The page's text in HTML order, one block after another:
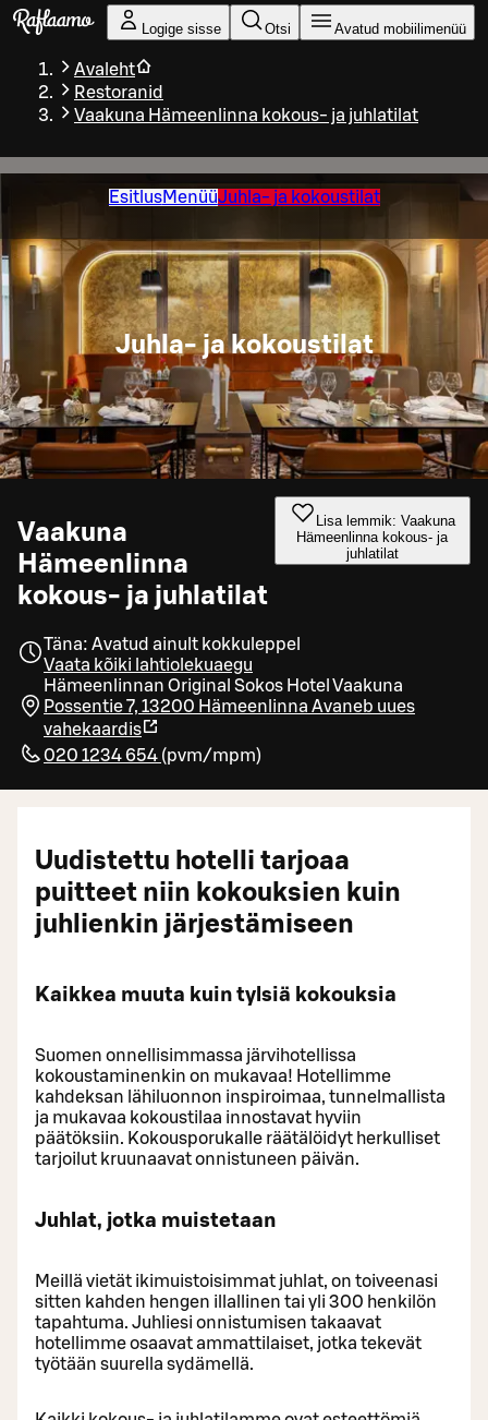
Liigu peamise sisu juurde
Logige sisse Otsi Avatud mobiilimenüü
Avaleht
Restoranid
Vaakuna Hämeenlinna kokous- ja juhlatilat
EsitlusMenüüJuhla- ja kokoustilat
Juhla- ja kokoustilat
Vaakuna
Hämeenlinna
kokous- ja juhlatilat
Lisa lemmik: Vaakuna
Hämeenlinna kokous- ja
juhlatilat
Täna: Avatud ainult kokkuleppel
Vaata kõiki lahtiolekuaegu
Hämeenlinnan Original Sokos Hotel Vaakuna
Possentie 7, 13200 Hämeenlinna Avaneb uues
vahekaardis
020 1234 654 (pvm/mpm)
Uudistettu hotelli tarjoaa
puitteet niin kokouksien kuin
juhlienkin järjestämiseen
Kaikkea muuta kuin tylsiä kokouksia
Suomen onnellisimmassa järvihotellissa
kokoustaminenkin on mukavaa! Hotellimme
kahdeksan lähiluonnon inspiroimaa, tunnelmallista
ja mukavaa kokoustilaa innostavat hyviin
päätöksiin. Kokousporukalle räätälöidyt herkulliset
tarjoilut kruunaavat onnistuneen päivän.
Juhlat, jotka muistetaan
Meillä vietät ikimuistoisimmat juhlat, on toiveenasi
sitten kahden hengen illallinen tai yli 300 henkilön
tapahtuma. Juhliesi onnistumisen takaavat
hotellimme osaavat ammattilaiset, jotka tekevät
työtään suurella sydämellä.